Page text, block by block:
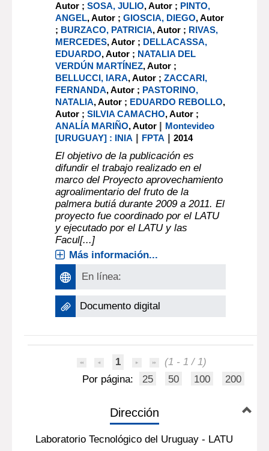
Autor ;SOSA, JULIO, Autor ; PINTO,
ANGEL, Autor ;GIOSCIA, DIEGO, Autor
; BURZACO, PATRICIA, Autor ; RIVAS,
MERCEDES, Autor ; DELLACASSA,
EDUARDO, Autor ; NATALIA DEL
VERDÚN MARTÍNEZ, Autor ;
BELLUCCI, IARA, Autor ;ZACCARI,
FERNANDA, Autor ; PASTORINO,
NATALIA, Autor ; EDUARDO REBOLLO,
Autor ;SILVIA CAMACHO, Autor ;
ANALÍA MARIÑO, Autor | Montevideo
[URUGUAY] : INIA | FPTA |2014
El objetivo de la publicación es
difundir el trabajo realizado en el
marco del Proyecto aprovechamiento
agroalimentario del fruto de la
palmera butiá durante 2009 a 2011. El
proyecto fue coordinado por el LATU
y ejecutado por el LATU y las
Facul[...]
Más información...
En línea:
Documento digital
1
(1 - 1 / 1)
Por página:
25 50 100 200
Dirección
Laboratorio Tecnológico del Uruguay - LATU